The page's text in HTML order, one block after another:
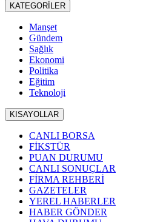
KATEGORİLER
Manşet
Gündem
Sağlık
Ekonomi
Politika
Eğitim
Teknoloji
KISAYOLLAR
CANLI BORSA
FİKSTÜR
PUAN DURUMU
CANLI SONUÇLAR
FİRMA REHBERİ
GAZETELER
YEREL HABERLER
HABER GÖNDER